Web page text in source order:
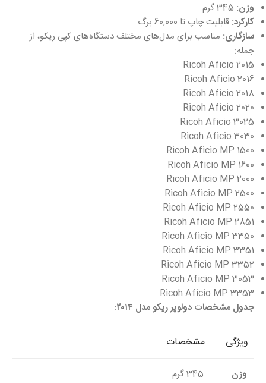
وزن:
کارکرد: قابلیت چاپ تا 60,000 برگ
سازگاری: مناسب برای مدل‌های مختلف دستگاه‌های کپی ریکو، از
جمله:
Ricoh Aficio 2015
Ricoh Aficio 2016
Ricoh Aficio 2018
Ricoh Aficio 2020
Ricoh Aficio 3025
Ricoh Aficio 3030
Ricoh Aficio MP 1500
Ricoh Aficio MP 1600
Ricoh Aficio MP 2000
Ricoh Aficio MP 2500
Ricoh Aficio MP 2550
Ricoh Aficio MP 2851
Ricoh Aficio MP 3350
Ricoh Aficio MP 3351
Ricoh Aficio MP 3352
Ricoh Aficio MP 3053
Ricoh Aficio MP 3353
جدول مشخصات دولوپر ریکو مدل ۲۰۱۴:
ویژگی مشخصات
وزن 345 گرم